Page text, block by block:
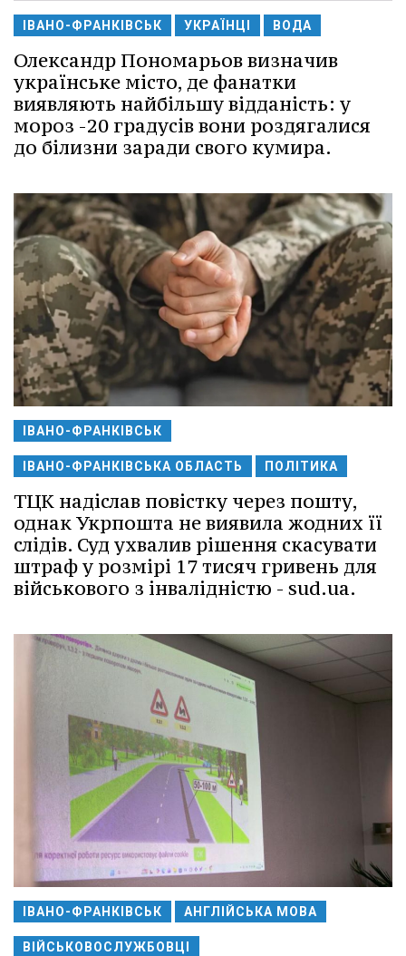
ІВАНО-ФРАНКІВСЬК УКРАЇНЦІ ВОДА
Олександр Пономарьов визначив
українське місто, де фанатки
виявляють найбільшу відданість: у
мороз -20 градусів вони роздягалися
до білизни заради свого кумира.
ІВАНО-ФРАНКІВСЬК
ІВАНО-ФРАНКІВСЬКА ОБЛАСТЬ ПОЛІТИКА
ТЦК надіслав повістку через пошту,
однак Укрпошта не виявила жодних її
слідів. Суд ухвалив рішення скасувати
штраф у розмірі 17 тисяч гривень для
військового з інвалідністю - sud.ua.
ІВАНО-ФРАНКІВСЬК АНГЛІЙСЬКА МОВА
ВІЙСЬКОВОСЛУЖБОВЦІ